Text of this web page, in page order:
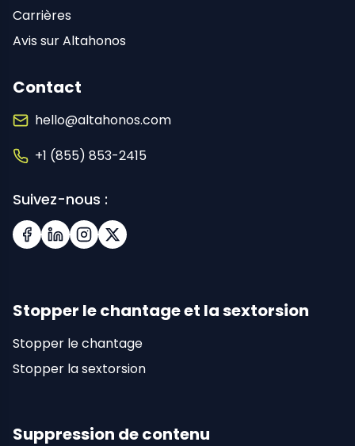
Carrières
Avis sur Altahonos
Contact
hello@altahonos.com
+1 (855) 853-2415
Suivez-nous :
Facebook
LinkedInInstagramX (Twitter)
Stopper le chantage et la sextorsion
Stopper le chantage
Stopper la sextorsion
Suppression de contenu